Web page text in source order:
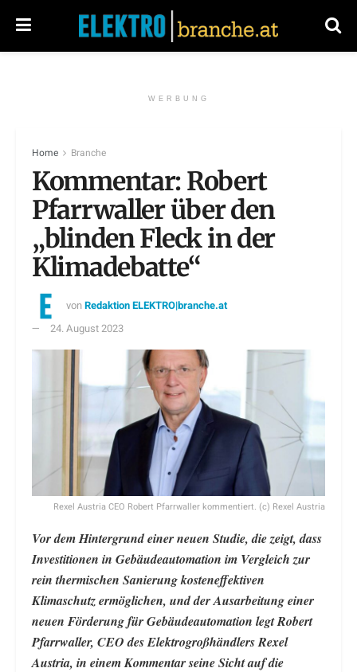
WERBUNG
Home Branche
Kommentar: Robert
Pfarrwaller über den
„blinden Fleck in der
Klimadebatte“
vonRedaktion ELEKTRO|branche.at
24. August 2023
Rexel Austria CEO Robert Pfarrwaller kommentiert. (c) Rexel Austria
Vor dem Hintergrund einer neuen Studie, die zeigt, dass
Investitionen in Gebäudeautomation im Vergleich zur
rein thermischen Sanierung kosteneffektiven
Klimaschutz ermöglichen, und der Ausarbeitung einer
neuen Förderung für Gebäudeautomation legt Robert
Pfarrwaller, CEO des Elektrogroßhändlers Rexel
Austria, in einem Kommentar seine Sicht auf die